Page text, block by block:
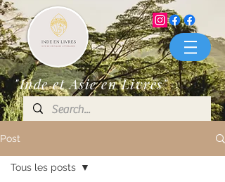
"Inde et Asie en Livres"
Post
Tous les posts